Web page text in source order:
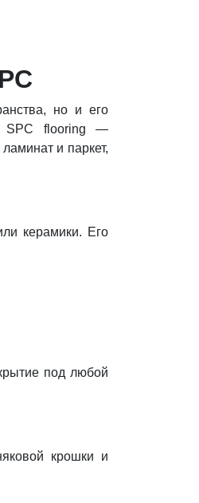
но и его
и SPC flooring —
и паркет,
керамики. Его
под любой
крошки и